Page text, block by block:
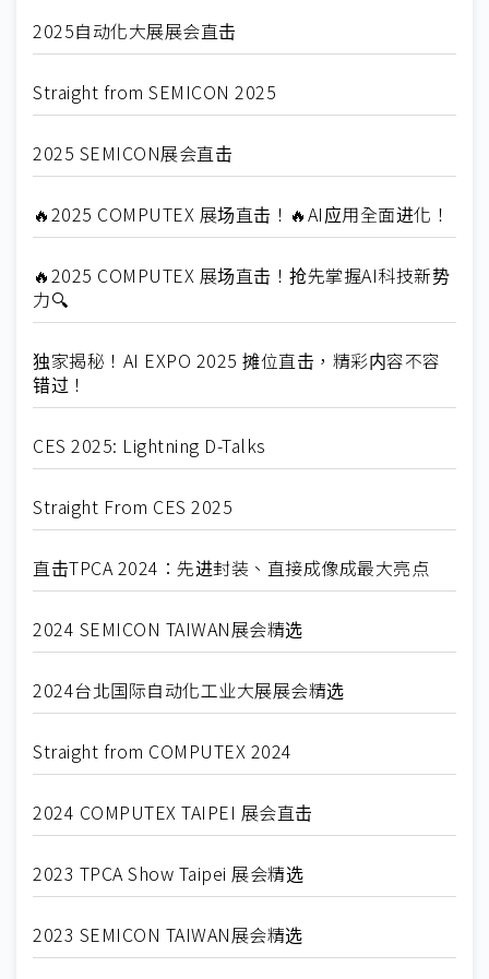
2025自动化大展展会直击
Straight from SEMICON 2025
2025 SEMICON展会直击
🔥2025 COMPUTEX 展场直击！🔥AI应用全面进化！
🔥2025 COMPUTEX 展场直击！抢先掌握AI科技新势
力🔍
独家揭秘！AI EXPO 2025 摊位直击，精彩内容不容
错过！
CES 2025: Lightning D-Talks
Straight From CES 2025
直击TPCA 2024：先进封装、直接成像成最大亮点
2024 SEMICON TAIWAN展会精选
2024台北国际自动化工业大展展会精选
Straight from COMPUTEX 2024
2024 COMPUTEX TAIPEI 展会直击
2023 TPCA Show Taipei 展会精选
2023 SEMICON TAIWAN展会精选